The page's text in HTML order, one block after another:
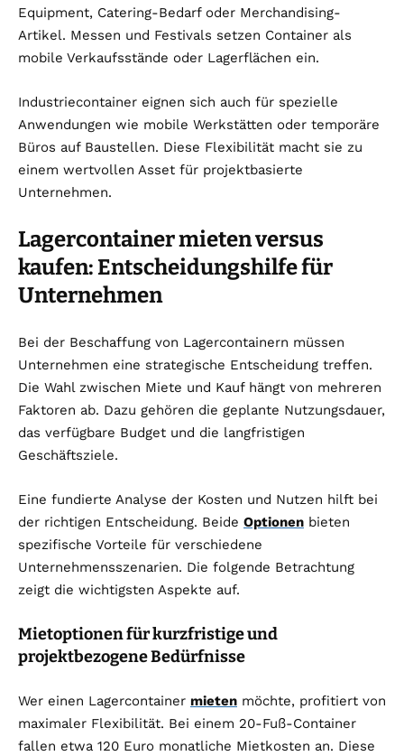
Equipment, Catering-Bedarf oder Merchandising-
Artikel. Messen und Festivals setzen Container als
mobile Verkaufsstände oder Lagerflächen ein.
Industriecontainer eignen sich auch für spezielle
Anwendungen wie mobile Werkstätten oder temporäre
Büros auf Baustellen. Diese Flexibilität macht sie zu
einem wertvollen Asset für projektbasierte
Unternehmen.
Lagercontainer mieten versus
kaufen: Entscheidungshilfe für
Unternehmen
Bei der Beschaffung von Lagercontainern müssen
Unternehmen eine strategische Entscheidung treffen.
Die Wahl zwischen Miete und Kauf hängt von mehreren
Faktoren ab. Dazu gehören die geplante Nutzungsdauer,
das verfügbare Budget und die langfristigen
Geschäftsziele.
Eine fundierte Analyse der Kosten und Nutzen hilft bei
der richtigen Entscheidung. Beide Optionen bieten
spezifische Vorteile für verschiedene
Unternehmensszenarien. Die folgende Betrachtung
zeigt die wichtigsten Aspekte auf.
Mietoptionen für kurzfristige und
projektbezogene Bedürfnisse
Wer einen Lagercontainer mieten möchte, profitiert von
maximaler Flexibilität. Bei einem 20-Fuß-Container
fallen etwa 120 Euro monatliche Mietkosten an. Diese